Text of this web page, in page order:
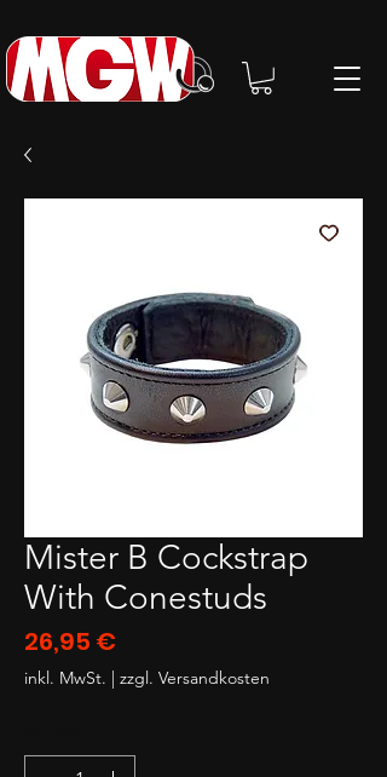
Mister B Cockstrap
With Conestuds
26,95 €
inkl. MwSt. | zzgl. Versandkosten